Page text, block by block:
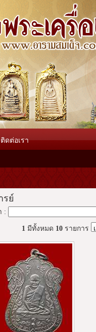
ติดต่อเรา
รย์
:
1 มีทั้งหมด 10 รายการ